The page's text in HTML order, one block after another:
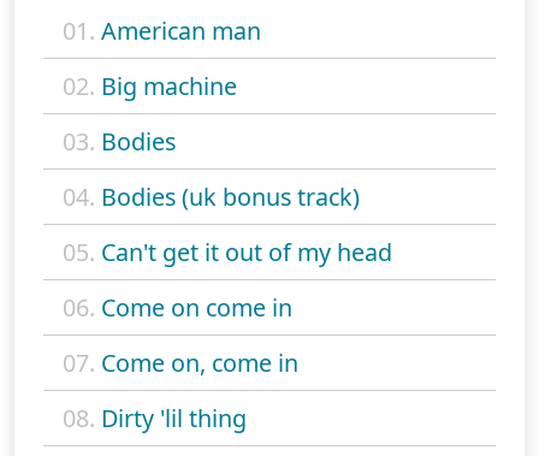
01. American man
02. Big machine
03. Bodies
04. Bodies (uk bonus track)
05. Can't get it out of my head
06. Come on come in
07. Come on, come in
08. Dirty 'lil thing